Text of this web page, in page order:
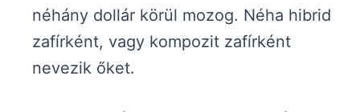
néhány dollár körül mozog. Néha hibrid
zafírként, vagy kompozit zafírként
nevezik őket.